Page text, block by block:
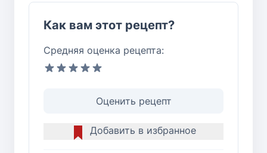
Как вам этот рецепт?
Средняя оценка рецепта:
Оценить рецепт
Добавить в избранное